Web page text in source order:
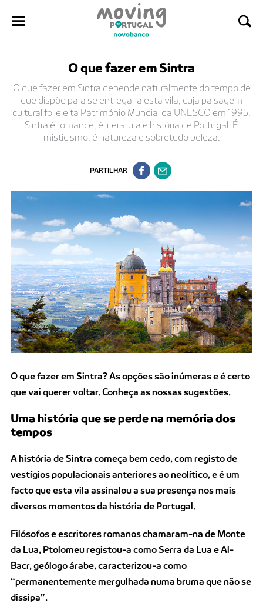
conteúdo
O que fazer em Sintra
O que fazer em Sintra depende naturalmente do tempo de
que dispõe para se entregar a esta vila, cuja paisagem
cultural foi eleita Património Mundial da UNESCO em 1995.
Sintra é romance, é literatura e história de Portugal. É
misticismo, é natureza e sobretudo beleza.
PARTILHAR
O que fazer em Sintra? As opções são inúmeras e é certo
que vai querer voltar. Conheça as nossas sugestões.
Uma história que se perde na memória dos
tempos
A história de Sintra começa bem cedo, com registo de
vestígios populacionais anteriores ao neolítico, e é um
facto que esta vila assinalou a sua presença nos mais
diversos momentos da história de Portugal.
Filósofos e escritores romanos chamaram-na de Monte
da Lua, Ptolomeu registou-a como Serra da Lua e Al-
Bacr, geólogo árabe, caracterizou-a como
“permanentemente mergulhada numa bruma que não se
dissipa”.